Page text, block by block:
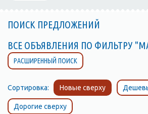
ПОИСК ПРЕДЛОЖЕНИЙ
ВСЕ ОБЪЯВЛЕНИЯ ПО ФИЛЬТРУ
РАСШИРЕННЫЙ ПОИСК
Сортировка: Новые сверху
Дорогие сверху